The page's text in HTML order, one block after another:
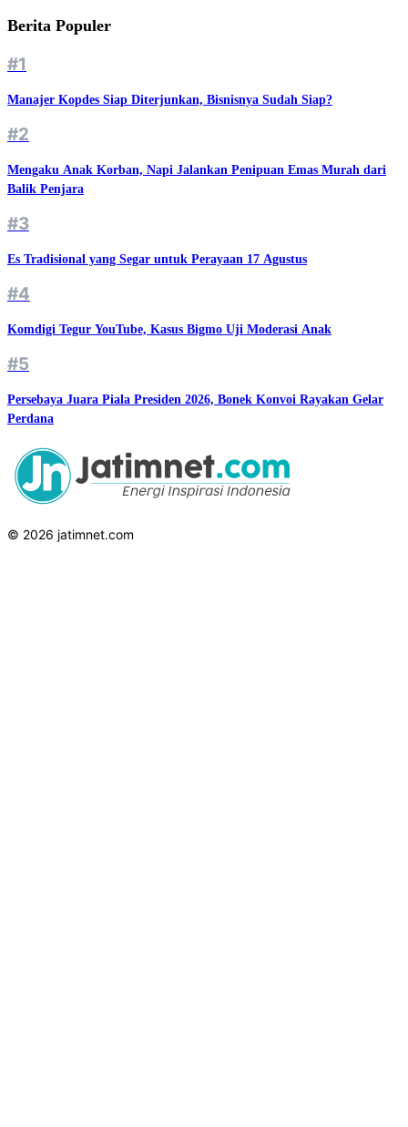
Berita Populer
#1
Manajer Kopdes Siap Diterjunkan, Bisnisnya Sudah Siap?
#2
Mengaku Anak Korban, Napi Jalankan Penipuan Emas Murah dari
Balik Penjara
#3
Es Tradisional yang Segar untuk Perayaan 17 Agustus
#4
Komdigi Tegur YouTube, Kasus Bigmo Uji Moderasi Anak
#5
Persebaya Juara Piala Presiden 2026, Bonek Konvoi Rayakan Gelar
Perdana
© 2026 jatimnet.com